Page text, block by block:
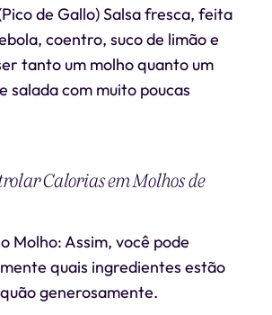
de Gallo) Salsa fresca, feita
coentro, suco de limão e
tanto um molho quanto um
salada com muito poucas
Calorias em Molhos de
Molho: Assim, você pode
quais ingredientes estão
generosamente.